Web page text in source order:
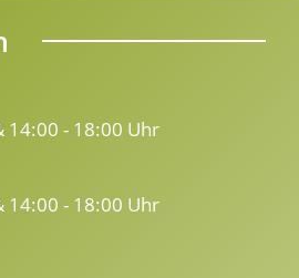
14:00 - 18:00 Uhr
14:00 - 18:00 Uhr